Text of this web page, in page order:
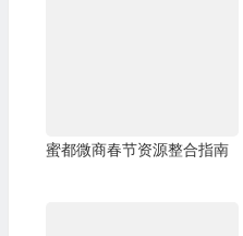
蜜都微商春节资源整合指南